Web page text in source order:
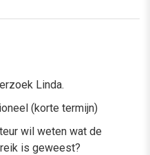
Linda.
(korte termijn)
wil weten wat de
is geweest?